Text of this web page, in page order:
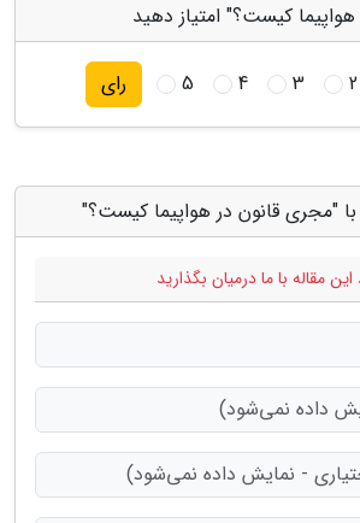
کیست؟" امتیاز دهید
2
3
4
5 رای
"مجری قانون در هواپیما کیست؟"
مقاله با ما درمیان بگذارید